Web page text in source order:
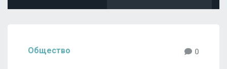
Общество 0